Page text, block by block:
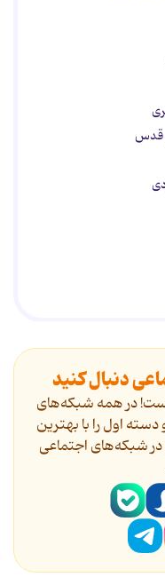
قدس
دنبال کنید
است! در همه شبکه‌های
اول را با بهترین
در شبکه‌های اجتماعی